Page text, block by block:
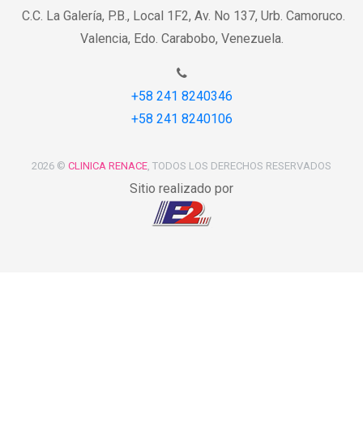
C.C. La Galería, P.B., Local 1F2, Av. No 137, Urb. Camoruco.
Valencia, Edo. Carabobo, Venezuela.
+58 241 8240346
+58 241 8240106
2026 © CLINICA RENACE, TODOS LOS DERECHOS RESERVADOS
Sitio realizado por